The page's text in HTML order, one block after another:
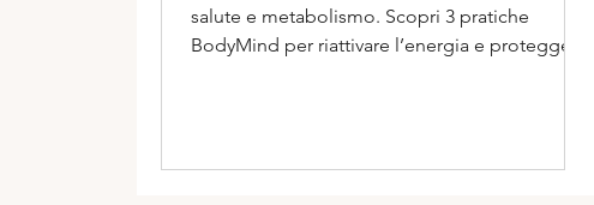
salute e metabolismo. Scopri 3 pratiche
BodyMind per riattivare l’energia e proteggere